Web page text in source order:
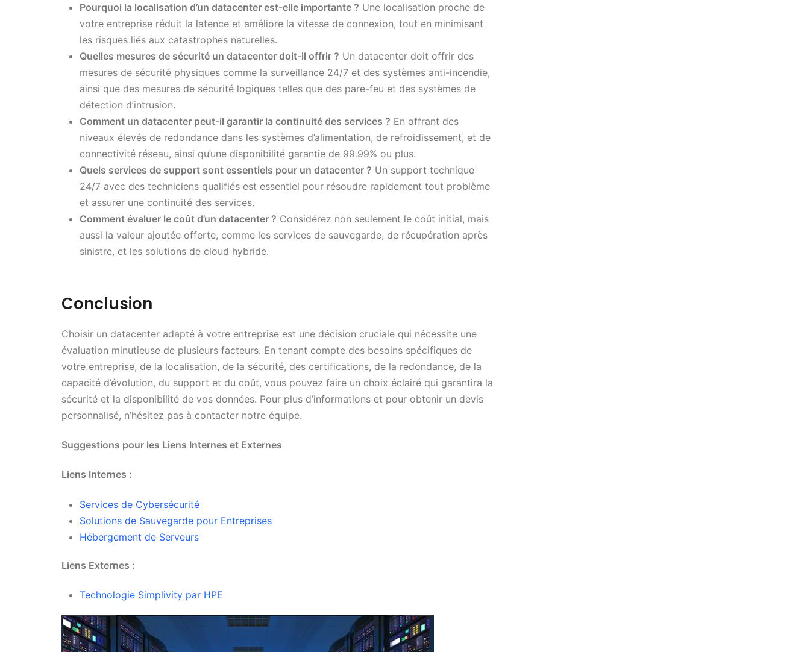
Pourquoi la localisation d’un datacenter est-elle importante ? Une localisation proche de
votre entreprise réduit la latence et améliore la vitesse de connexion, tout en minimisant
les risques liés aux catastrophes naturelles.
Quelles mesures de sécurité un datacenter doit-il offrir ? Un datacenter doit offrir des
mesures de sécurité physiques comme la surveillance 24/7 et des systèmes anti-incendie,
ainsi que des mesures de sécurité logiques telles que des pare-feu et des systèmes de
détection d’intrusion.
Comment un datacenter peut-il garantir la continuité des services ? En offrant des
niveaux élevés de redondance dans les systèmes d’alimentation, de refroidissement, et de
connectivité réseau, ainsi qu’une disponibilité garantie de 99.99% ou plus.
Quels services de support sont essentiels pour un datacenter ? Un support technique
24/7 avec des techniciens qualifiés est essentiel pour résoudre rapidement tout problème
et assurer une continuité des services.
Comment évaluer le coût d’un datacenter ? Considérez non seulement le coût initial, mais
aussi la valeur ajoutée offerte, comme les services de sauvegarde, de récupération après
sinistre, et les solutions de cloud hybride.
Conclusion
Choisir un datacenter adapté à votre entreprise est une décision cruciale qui nécessite une
évaluation minutieuse de plusieurs facteurs. En tenant compte des besoins spécifiques de
votre entreprise, de la localisation, de la sécurité, des certifications, de la redondance, de la
capacité d’évolution, du support et du coût, vous pouvez faire un choix éclairé qui garantira la
sécurité et la disponibilité de vos données. Pour plus d’informations et pour obtenir un devis
personnalisé, n’hésitez pas à contacter notre équipe.
Suggestions pour les Liens Internes et Externes
Liens Internes :
Services de Cybersécurité
Solutions de Sauvegarde pour Entreprises
Hébergement de Serveurs
Liens Externes :
Technologie Simplivity par HPE